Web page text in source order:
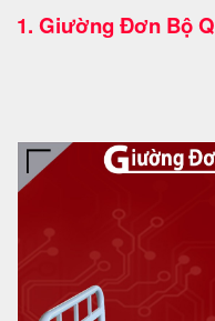
1. Giường Đơn Bộ